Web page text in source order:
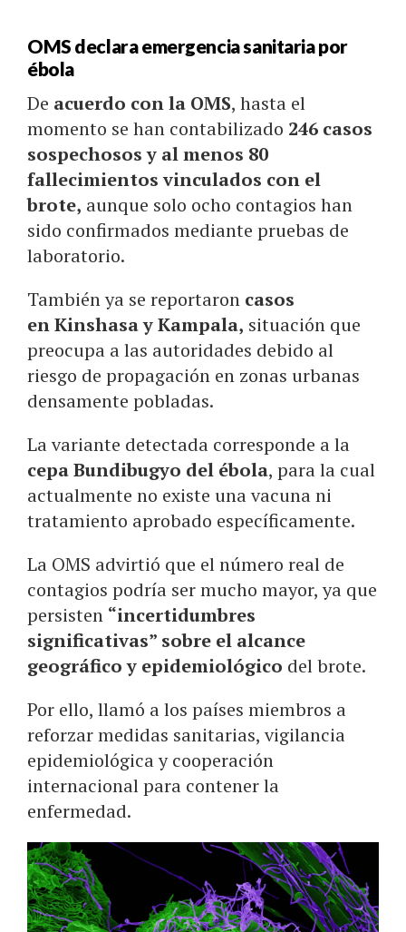
OMS declara emergencia sanitaria por
ébola
De acuerdo con la OMS, hasta el
momento se han contabilizado 246 casos
sospechosos y al menos 80
fallecimientos vinculados con el
brote, aunque solo ocho contagios han
sido confirmados mediante pruebas de
laboratorio.
También ya se reportaron casos
en Kinshasa y Kampala, situación que
preocupa a las autoridades debido al
riesgo de propagación en zonas urbanas
densamente pobladas.
La variante detectada corresponde a la
cepa Bundibugyo del ébola, para la cual
actualmente no existe una vacuna ni
tratamiento aprobado específicamente.
La OMS advirtió que el número real de
contagios podría ser mucho mayor, ya que
persisten “incertidumbres
significativas” sobre el alcance
geográfico y epidemiológico del brote.
Por ello, llamó a los países miembros a
reforzar medidas sanitarias, vigilancia
epidemiológica y cooperación
internacional para contener la
enfermedad.